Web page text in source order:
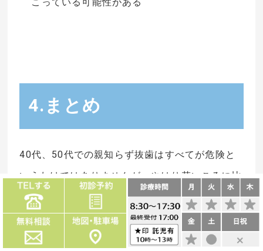
4.まとめ
40代、50代での親知らず抜歯はすべてが危険と
いうわけではありませんが、やはり若いころに比
べれば健康面のトラブルやお口の状態の変化など
の理由で抜歯が大変になりやすいということが言
えるでしょう。